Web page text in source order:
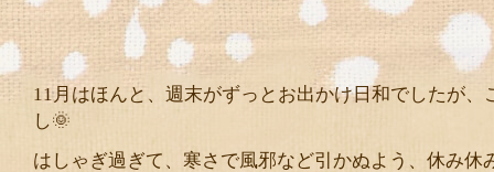
11月はほんと、週末がずっとお出かけ日和でしたが、
し🌞
はしゃぎ過ぎて、寒さで風邪など引かぬよう、休み